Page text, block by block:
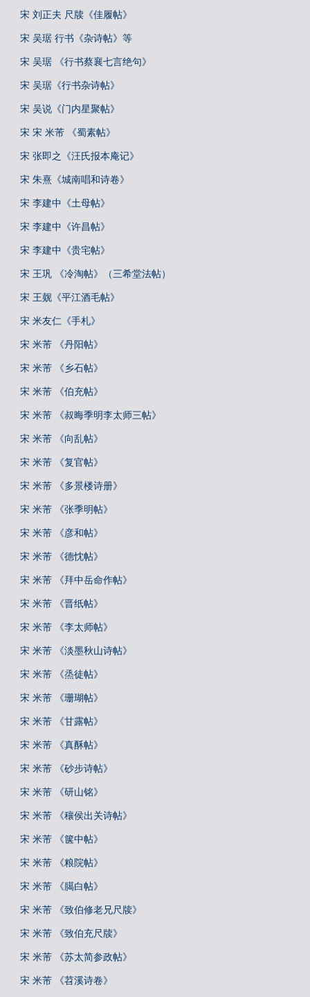
宋 刘正夫 尺牍《佳履帖》
宋 吴琚 行书《杂诗帖》等
宋 吴琚 《行书蔡襄七言绝句》
宋 吴琚《行书杂诗帖》
宋 吴说《门内星聚帖》
宋 宋 米芾 《蜀素帖》
宋 张即之《汪氏报本庵记》
宋 朱熹《城南唱和诗卷》
宋 李建中《土母帖》
宋 李建中《许昌帖》
宋 李建中《贵宅帖》
宋 王巩 《冷淘帖》（三希堂法帖）
宋 王觌《平江酒毛帖》
宋 米友仁《手札》
宋 米芾 《丹阳帖》
宋 米芾 《乡石帖》
宋 米芾 《伯充帖》
宋 米芾 《叔晦季明李太师三帖》
宋 米芾 《向乱帖》
宋 米芾 《复官帖》
宋 米芾 《多景楼诗册》
宋 米芾 《张季明帖》
宋 米芾 《彦和帖》
宋 米芾 《德忱帖》
宋 米芾 《拜中岳命作帖》
宋 米芾 《晋纸帖》
宋 米芾 《李太师帖》
宋 米芾 《淡墨秋山诗帖》
宋 米芾 《烝徒帖》
宋 米芾 《珊瑚帖》
宋 米芾 《甘露帖》
宋 米芾 《真酥帖》
宋 米芾 《砂步诗帖》
宋 米芾 《研山铭》
宋 米芾 《穰侯出关诗帖》
宋 米芾 《箧中帖》
宋 米芾 《粮院帖》
宋 米芾 《臈白帖》
宋 米芾 《致伯修老兄尺牍》
宋 米芾 《致伯充尺牍》
宋 米芾 《苏太简参政帖》
宋 米芾 《苕溪诗卷》